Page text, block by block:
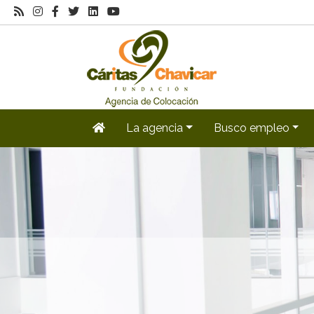
La agencia Busco empleo